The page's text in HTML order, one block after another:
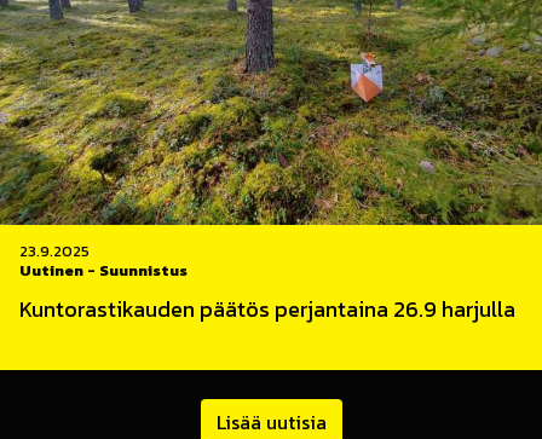
23.9.2025
Uutinen - Suunnistus
Kuntorastikauden päätös perjantaina 26.9 harjulla
Lisää uutisia